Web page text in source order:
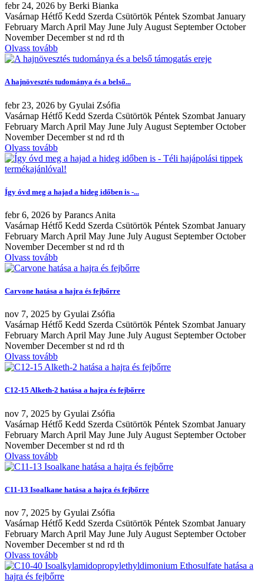
febr 24, 2026 by Berki Bianka
Vasárnap Hétfő Kedd Szerda Csütörtök Péntek Szombat January
February March April May June July August September October
November December st nd rd th
Olvass tovább
A hajnövesztés tudománya és a belső...
febr 23, 2026 by Gyulai Zsófia
Vasárnap Hétfő Kedd Szerda Csütörtök Péntek Szombat January
February March April May June July August September October
November December st nd rd th
Olvass tovább
Így óvd meg a hajad a hideg időben is -...
febr6, 2026 by Parancs Anita
Vasárnap Hétfő Kedd Szerda Csütörtök Péntek Szombat January
February March April May June July August September October
November December st nd rd th
Olvass tovább
Carvone hatása a hajra és fejbőrre
nov 7, 2025 by Gyulai Zsófia
Vasárnap Hétfő Kedd Szerda Csütörtök Péntek Szombat January
February March April May June July August September October
November December st nd rd th
Olvass tovább
C12-15 Alketh-2 hatása a hajra és fejbőrre
nov 7, 2025 by Gyulai Zsófia
Vasárnap Hétfő Kedd Szerda Csütörtök Péntek Szombat January
February March April May June July August September October
November December st nd rd th
Olvass tovább
C11-13 Isoalkane hatása a hajra és fejbőrre
nov 7, 2025 by Gyulai Zsófia
Vasárnap Hétfő Kedd Szerda Csütörtök Péntek Szombat January
February March April May June July August September October
November December st nd rd th
Olvass tovább